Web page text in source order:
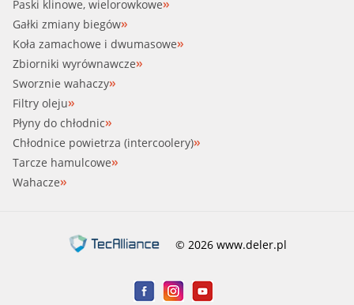
Paski klinowe, wielorowkowe
Gałki zmiany biegów
Koła zamachowe i dwumasowe
Zbiorniki wyrównawcze
Sworznie wahaczy
Filtry oleju
Płyny do chłodnic
Chłodnice powietrza (intercoolery)
Tarcze hamulcowe
Wahacze
© 2026 www.deler.pl